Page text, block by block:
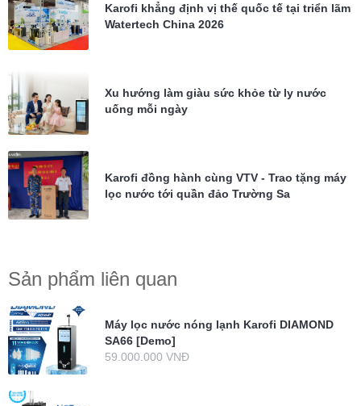
Karofi khẳng định vị thế quốc tế tại triển lãm
Watertech China 2026
Xu hướng làm giàu sức khỏe từ ly nước
uống mỗi ngày
Karofi đồng hành cùng VTV - Trao tặng máy
lọc nước tới quần đảo Trường Sa
Sản phẩm liên quan
Máy lọc nước nóng lạnh Karofi DIAMOND
SA66 [Demo]
59.000.000 VNĐ